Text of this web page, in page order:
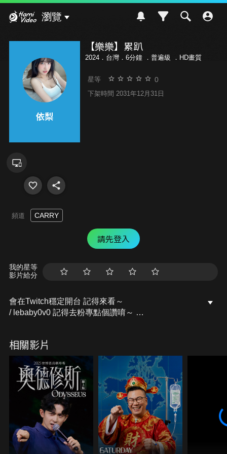
瀏覽
【樂樂】累趴
2024．台灣．6分鐘 ． 普遍級 ．HD畫質
星等 0
下架時間 2031年12月31日
頻道 CARRY
請先登入
我的星等
影片給分
會在Twitch穩定開台 記得來看～
/ lebaby0v0 記得去粉專點個讚唷～
/ lebaby0v0 Instagram：lebaby0v0
/ lebaby0v0 本頻道授權相關請洽詢：
littlefish@mesports.com.tw
若非此窗口授權，一律概不承認。
業務合作請洽：san710501@mesports.com.tw
相關影片